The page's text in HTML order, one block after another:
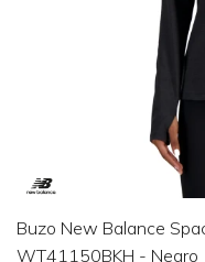
Buzo New Balance
WT41150BKH - Negro